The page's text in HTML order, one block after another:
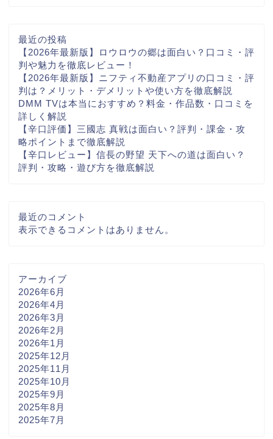
最近の投稿
【2026年最新版】ロウロウの郷は面白い？口コミ・評
判や魅力を徹底レビュー！
【2026年最新版】ニフティ不動産アプリの口コミ・評
判は？メリット・デメリットや使い方を徹底解説
DMM TVは本当におすすめ？料金・作品数・口コミを
詳しく解説
【辛口評価】三國志 真戦は面白い？評判・課金・攻
略ポイントまで徹底解説
【辛口レビュー】信長の野望 天下への道は面白い？
評判・攻略・遊び方を徹底解説
最近のコメント
表示できるコメントはありません。
アーカイブ
2026年6月
2026年4月
2026年3月
2026年2月
2026年1月
2025年12月
2025年11月
2025年10月
2025年9月
2025年8月
2025年7月